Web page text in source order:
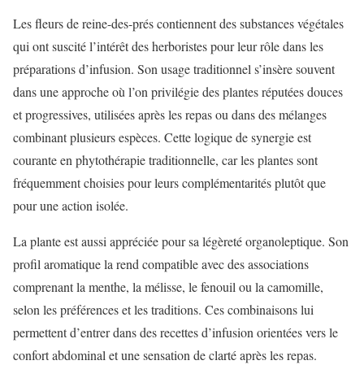
Les fleurs de reine-des-prés contiennent des substances végétales
qui ont suscité l’intérêt des herboristes pour leur rôle dans les
préparations d’infusion. Son usage traditionnel s’insère souvent
dans une approche où l’on privilégie des plantes réputées douces
et progressives, utilisées après les repas ou dans des mélanges
combinant plusieurs espèces. Cette logique de synergie est
courante en phytothérapie traditionnelle, car les plantes sont
fréquemment choisies pour leurs complémentarités plutôt que
pour une action isolée.
La plante est aussi appréciée pour sa légèreté organoleptique. Son
profil aromatique la rend compatible avec des associations
comprenant la menthe, la mélisse, le fenouil ou la camomille,
selon les préférences et les traditions. Ces combinaisons lui
permettent d’entrer dans des recettes d’infusion orientées vers le
confort abdominal et une sensation de clarté après les repas.